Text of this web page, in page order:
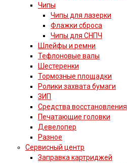
Чипы
Чипы для лазерки
Флажки сброса
Чипы для СНПЧ
Шлейфы и ремни
Тефлоновые валы
Шестеренки
Тормозные площадки
Ролики захвата бумаги
ЗИП
Средства восстановления
Печатающие головки
Девелопер
Разное
Сервисный центр
Заправка картриджей